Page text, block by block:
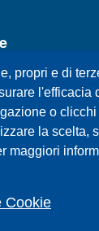
propri e di
l'efficacia
o
la scelta,
maggiori
Cookie